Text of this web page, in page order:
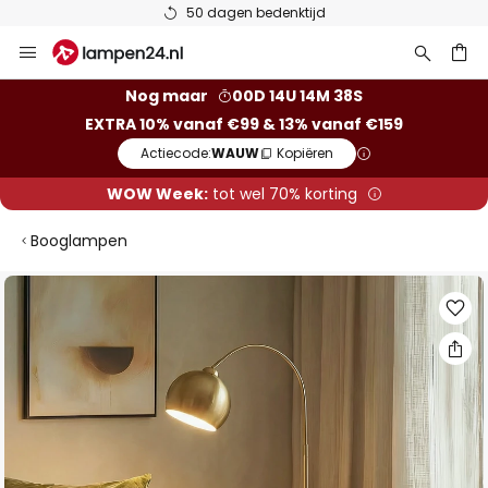
50 dagen bedenktijd
naar
Nog maar
00D 14U 14M 37S
EXTRA 10% vanaf €99 & 13% vanaf €159
Actiecode:WAUW Kopiëren
WOW Week:tot wel 70% korting
Booglampen
Ga
het
einde
van
de
gallerij